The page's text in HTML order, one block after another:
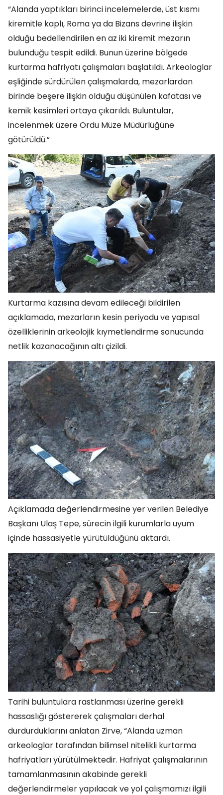
“Alanda yaptıkları birinci incelemelerde, üst kısmı
kiremitle kaplı, Roma ya da Bizans devrine ilişkin
olduğu bedellendirilen en az iki kiremit mezarın
bulunduğu tespit edildi. Bunun üzerine bölgede
kurtarma hafriyatı çalışmaları başlatıldı. Arkeologlar
eşliğinde sürdürülen çalışmalarda, mezarlardan
birinde beşere ilişkin olduğu düşünülen kafatası ve
kemik kesimleri ortaya çıkarıldı. Buluntular,
incelenmek üzere Ordu Müze Müdürlüğüne
götürüldü.”
Kurtarma kazısına devam edileceği bildirilen
açıklamada, mezarların kesin periyodu ve yapısal
özelliklerinin arkeolojik kıymetlendirme sonucunda
netlik kazanacağının altı çizildi.
Açıklamada değerlendirmesine yer verilen Belediye
Başkanı Ulaş Tepe, sürecin ilgili kurumlarla uyum
içinde hassasiyetle yürütüldüğünü aktardı.
Tarihi buluntulara rastlanması üzerine gerekli
hassaslığı göstererek çalışmaları derhal
durdurduklarını anlatan Zirve, “Alanda uzman
arkeologlar tarafından bilimsel nitelikli kurtarma
hafriyatları yürütülmektedir. Hafriyat çalışmalarının
tamamlanmasının akabinde gerekli
değerlendirmeler yapılacak ve yol çalışmamızı ilgili